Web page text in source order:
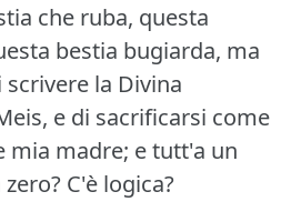
che ruba, questa
bestia bugiarda, ma
scrivere la Divina
e di sacrificarsi come
mia madre; e tutt'a un
C'è logica?